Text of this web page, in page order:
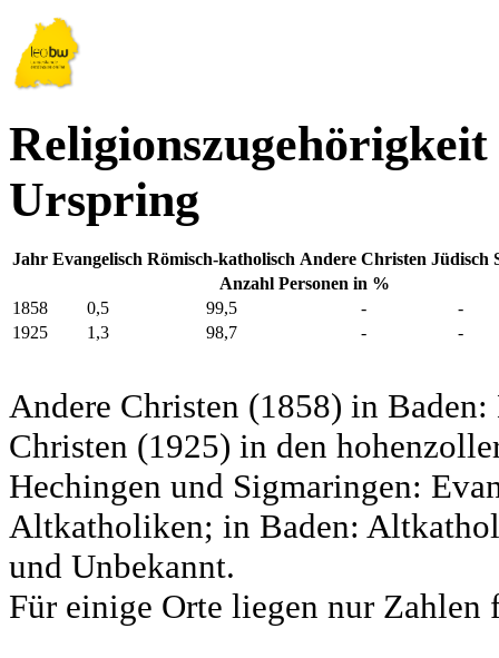
Religionszugehörigkeit
Urspring
Jahr Evangelisch Römisch-katholisch Andere Christen Jüdisch
Anzahl Personen in %
1858
0,5 99,5 -
-
1925
1,3 98,7 - -
Andere Christen (1858) in
Christen (1925) in den
Hechingen und Sigmaringen:
Altkatholiken; in Baden:
und Unbekannt.
Für einige Orte liegen nur Zahlen